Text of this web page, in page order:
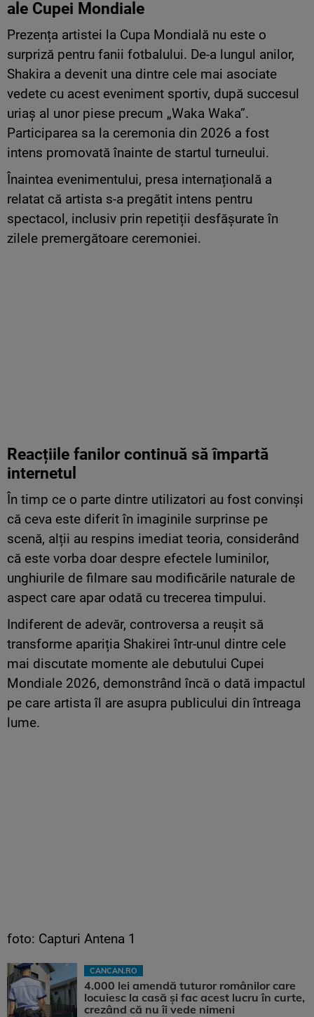
ale Cupei Mondiale
Prezența artistei la Cupa Mondială nu este o
surpriză pentru fanii fotbalului. De-a lungul anilor,
Shakira a devenit una dintre cele mai asociate
vedete cu acest eveniment sportiv, după succesul
uriaș al unor piese precum „Waka Waka”.
Participarea sa la ceremonia din 2026 a fost
intens promovată înainte de startul turneului.
Înaintea evenimentului, presa internațională a
relatat că artista s-a pregătit intens pentru
spectacol, inclusiv prin repetiții desfășurate în
zilele premergătoare ceremoniei.
Reacțiile fanilor continuă să împartă
internetul
În timp ce o parte dintre utilizatori au fost convinși
că ceva este diferit în imaginile surprinse pe
scenă, alții au respins imediat teoria, considerând
că este vorba doar despre efectele luminilor,
unghiurile de filmare sau modificările naturale de
aspect care apar odată cu trecerea timpului.
Indiferent de adevăr, controversa a reușit să
transforme apariția Shakirei într-unul dintre cele
mai discutate momente ale debutului Cupei
Mondiale 2026, demonstrând încă o dată impactul
pe care artista îl are asupra publicului din întreaga
lume.
foto: Capturi Antena 1
CANCAN.RO
4.000 lei amendă tuturor românilor care
locuiesc la casă și fac acest lucru în curte,
crezând că nu îi vede nimeni